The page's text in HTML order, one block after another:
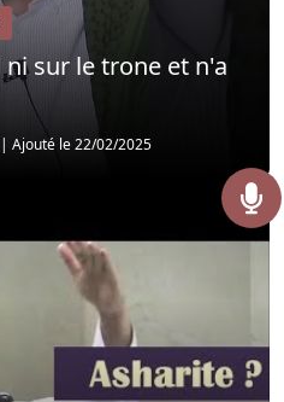
sur le trone et n'a
| Ajouté le 22/02/2025